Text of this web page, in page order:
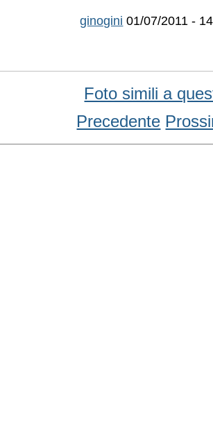
ginogini 01/07/2011 -
Foto simili a
Precedente